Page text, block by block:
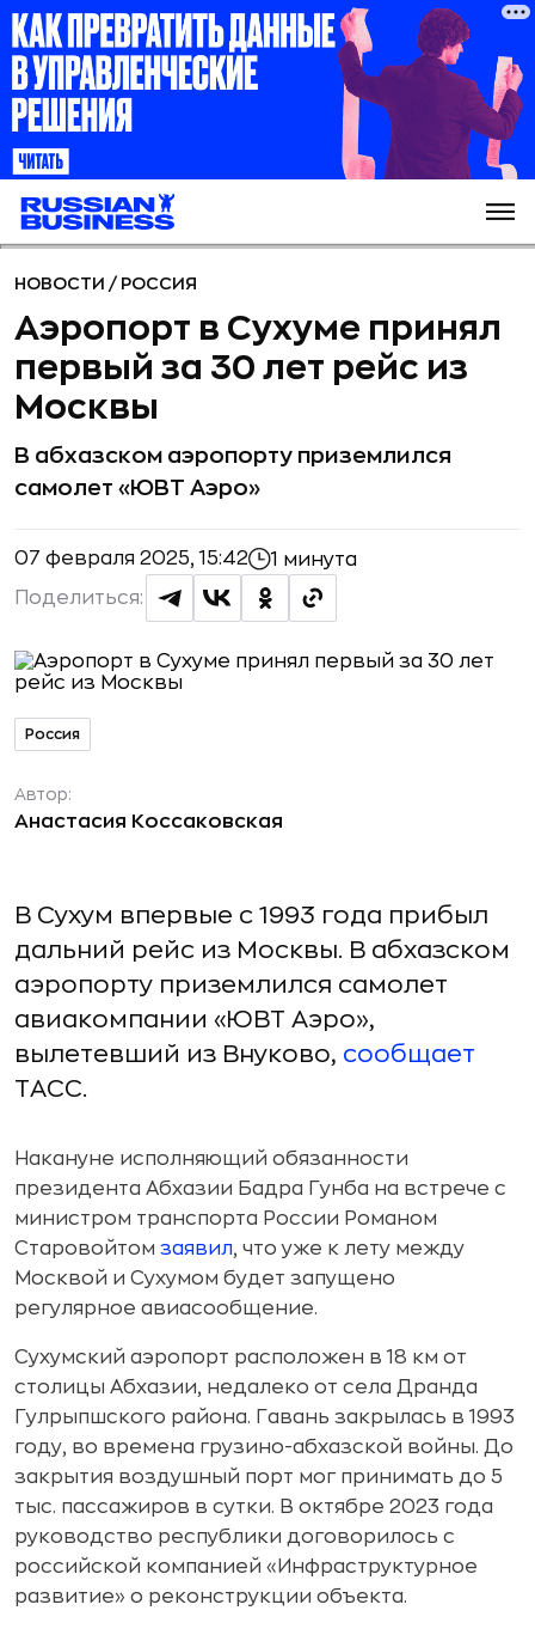
НОВОСТИ / РОССИЯ
Аэропорт в Сухуме принял
первый за 30 лет рейс из
Москвы
В абхазском аэропорту приземлился
самолет «ЮВТ Аэро»
07 февраля 2025, 15:42 1 минута
Поделиться:
Россия
Автор:
Анастасия Коссаковская
В Сухум впервые с 1993 года прибыл
дальний рейс из Москвы. В абхазском
аэропорту приземлился самолет
авиакомпании «ЮВТ Аэро»,
вылетевший из Внуково, сообщает
ТАСС.
Накануне исполняющий обязанности
президента Абхазии Бадра Гунба на встрече с
министром транспорта России Романом
Старовойтом заявил, что уже к лету между
Москвой и Сухумом будет запущено
регулярное авиасообщение.
Сухумский аэропорт расположен в 18 км от
столицы Абхазии, недалеко от села Дранда
Гулрыпшского района. Гавань закрылась в 1993
году, во времена грузино-абхазской войны. До
закрытия воздушный порт мог принимать до 5
тыс. пассажиров в сутки. В октябре 2023 года
руководство республики договорилось с
российской компанией «Инфраструктурное
развитие» о реконструкции объекта.